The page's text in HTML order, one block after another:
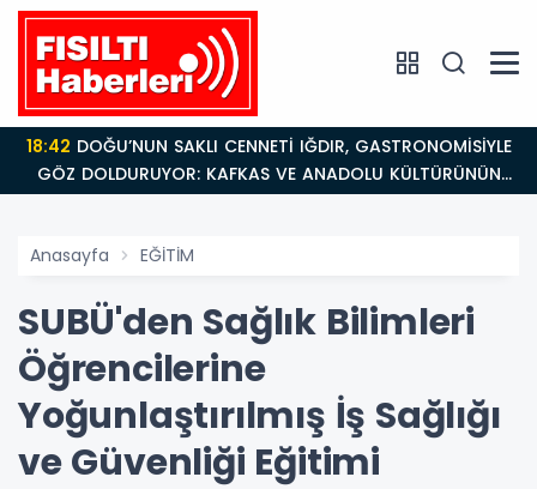
18:42
GÖZ DOLDURUYOR: KAFKAS VE ANADOLU KÜLTÜRÜNÜN
BULUŞMA NOKTASI
Anasayfa EĞİTİM
SUBÜ'den Sağlık Bilimleri
Öğrencilerine
Yoğunlaştırılmış İş Sağlığı
ve Güvenliği Eğitimi